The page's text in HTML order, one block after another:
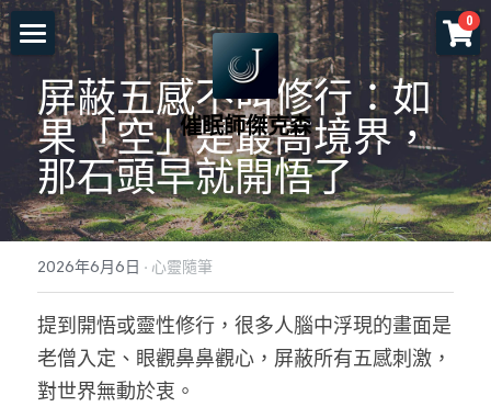
催眠師傑克森
0
首頁
關於老師
一對一服務
命運重塑計畫
催眠服務
頌缽及量子觸療
塔羅示現
一日工作坊
自我催眠工作坊
前世今生工作坊
元辰宮工作坊
催眠師培訓課程
NGH催眠師證照班
真知催眠(TKH)
免費講座
認識催眠
屏蔽五感不叫修行：如
果「空」是最高境界，
那石頭早就開悟了
2026年6月6日 · 心靈隨筆
提到開悟或靈性修行，很多人腦中浮現的畫面是
老僧入定、眼觀鼻鼻觀心，屏蔽所有五感刺激，
對世界無動於衷。
×
商品分類
所有商品分類